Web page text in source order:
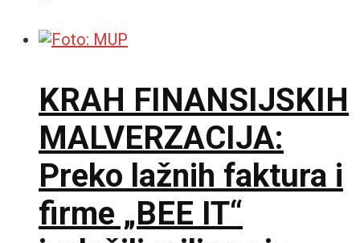
KRAH FINANSIJSKIH
MALVERZACIJA:
Preko lažnih faktura i
firme „BEE IT“